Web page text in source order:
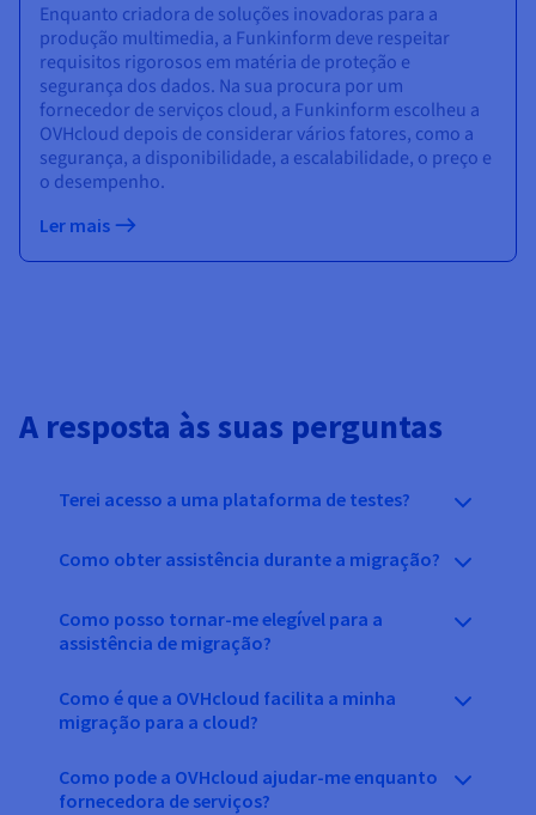
Enquanto criadora de soluções inovadoras para a
produção multimedia, a Funkinform deve respeitar
requisitos rigorosos em matéria de proteção e
segurança dos dados. Na sua procura por um
fornecedor de serviços cloud, a Funkinform escolheu a
OVHcloud depois de considerar vários fatores, como a
segurança, a disponibilidade, a escalabilidade, o preço e
o desempenho.
Ler mais
A resposta às suas perguntas
Terei acesso a uma plataforma de testes?
Como obter assistência durante a migração?
Como posso tornar-me elegível para a
assistência de migração?
Como é que a OVHcloud facilita a minha
migração para a cloud?
Como pode a OVHcloud ajudar-me enquanto
fornecedora de serviços?